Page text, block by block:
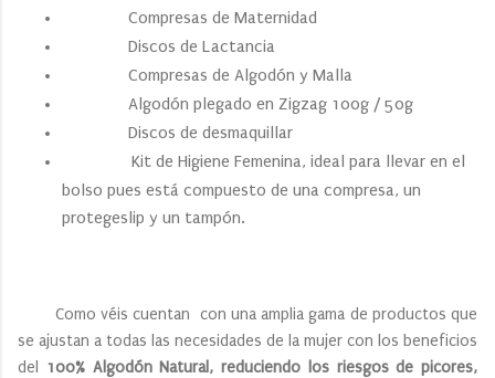
Compresas de Maternidad
Discos de Lactancia
Compresas de Algodón y Malla
Algodón plegado en Zigzag 100g / 50g
Discos de desmaquillar
Kit de Higiene Femenina, ideal para llevar en el
bolso pues está compuesto de una compresa, un
protegeslip y un tampón.
Como véis cuentan con una amplia gama de productos que
se ajustan a todas las necesidades de la mujer con los beneficios
del
100% Algodón Natural, reduciendo los riesgos de picores,